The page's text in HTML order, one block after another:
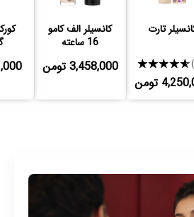
تارت
★★★★★
تومن
کانسیلر الف کامو
16 ساعته
3,458,000 تومن